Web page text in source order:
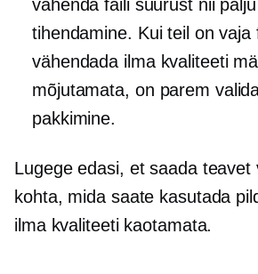
vähenda faili suurust nii
tihendamine. Kui teil on vaja
vähendada ilma kvaliteeti
mõjutamata, on parem
pakkimine.
Lugege edasi, et saada teavet
kohta, mida saate kasutada
ilma kvaliteeti kaotamata.